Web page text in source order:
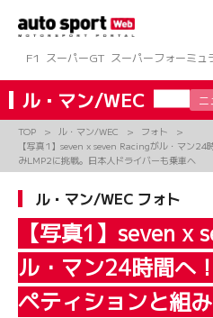
ツ
へ
ス
キ
F1 スーパーGT スーパーフォーミュ
ル・マン/WEC ニ
TOP ル・マン/WEC
フォト
【写真1】seven x seven Racingがル・マン24
みLMP2に挑戦。日本人ドライバーも乗車へ
ル・マン/WEC フォト
【写真1】seven x
ル・マン24時間へ
ペティションと組